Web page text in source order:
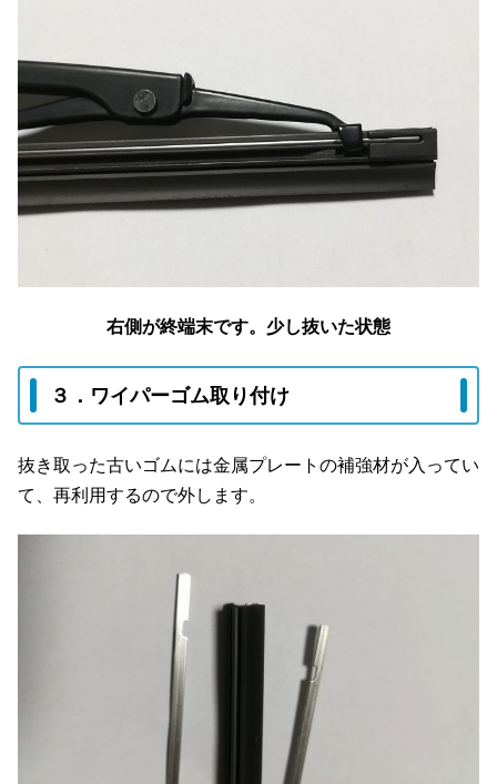
右側が終端末です。少し抜いた状態
３．ワイパーゴム取り付け
抜き取った古いゴムには金属プレートの補強材が入ってい
て、再利用するので外します。